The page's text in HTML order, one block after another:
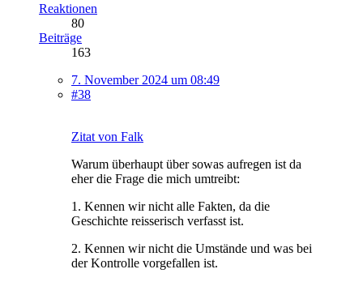
Reaktionen
80
Beiträge
163
7. November 2024 um 08:49
#38
Zitat von Falk
Warum überhaupt über sowas aufregen ist da
eher die Frage die mich umtreibt:
1. Kennen wir nicht alle Fakten, da die
Geschichte reisserisch verfasst ist.
2. Kennen wir nicht die Umstände und was bei
der Kontrolle vorgefallen ist.